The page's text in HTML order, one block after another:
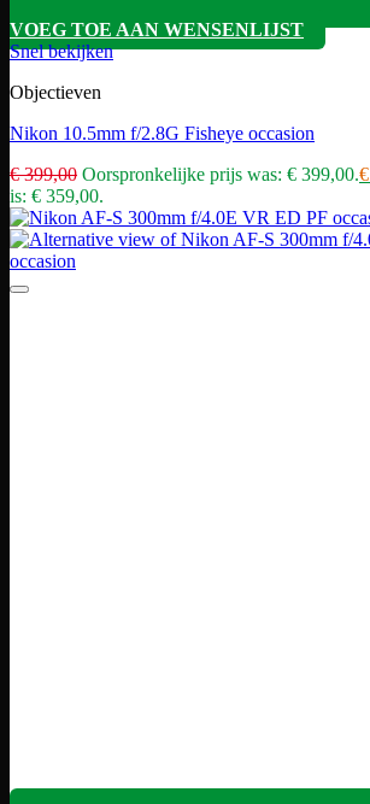
VOEG TOE AAN WENSENLIJST
Snel bekijken
Objectieven
Nikon 10.5mm f/2.8G Fisheye occasion
€399,00 Oorspronkelijke prijs was: € 399,00.€
is: € 359,00.